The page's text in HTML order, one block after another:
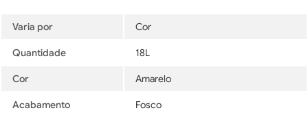
Varia por Cor
Quantidade 18L
Cor Amarelo
Acabamento Fosco